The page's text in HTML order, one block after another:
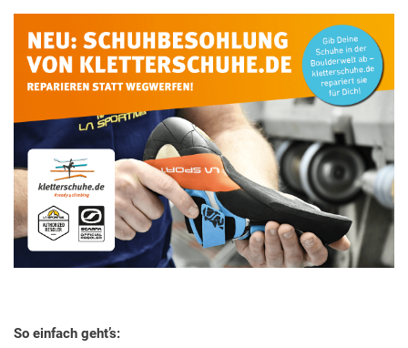
So einfach geht’s: